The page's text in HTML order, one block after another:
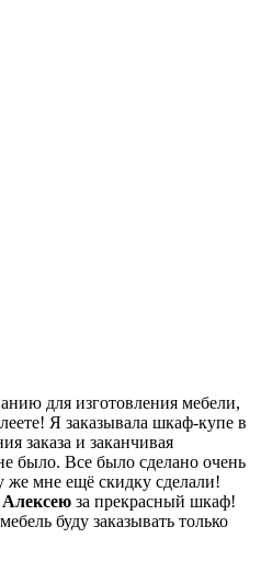
для изготовления мебели,
Я заказывала шкаф-купе в
заказа и заканчивая
было. Все было сделано очень
же мне ещё скидку сделали!
Алексею за прекрасный шкаф!
буду заказывать только